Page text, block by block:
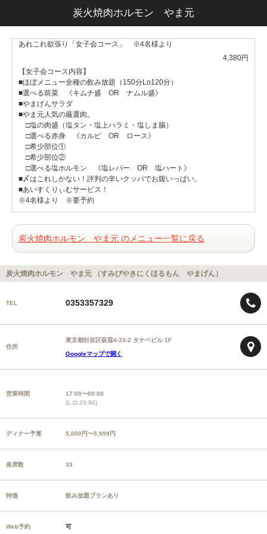
炭火焼肉ホルモン やま元
あれこれ欲張り「女子会コース」 ※4名様より
4,380円
【女子会コース内容】
■ほぼメニュー全種の飲み放題（150分Lo120分）
■選べる前菜 《キムチ盛 OR ナムル盛》
■やまげんサラダ
■やま元人気の厳選肉。
□塩の肉盛（塩タン・塩上ハラミ・塩しま腸）
□選べる赤身 《カルビ OR ロース》
□希少部位①
□希少部位②
□選べる塩ホルモン 《塩レバー OR 塩ハート》
■〆はこれしかない！評判の辛いクッパでお腹いっぱい。
■あいすくりぃむサービス！
※4名様より ※要予約
炭火焼肉ホルモン やま元 のメニュー一覧に戻る
炭火焼肉ホルモン やま元 （すみびやきにくほるもん やまげん）
TEL 0353357329
住所
東京都杉並区荻窪4-33-2 タナベビル 1F
Googleマップで開く
営業時間
17:00〜00:00
(L.O.23:00)
ディナー予算 5,000円〜5,999円
座席数 33
特徴 飲み放題プランあり
Web予約 可